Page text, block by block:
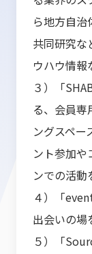
ら地方自治
共同研究な
ウハウ情報
３）「
る、会員専
ングスペー
ント参加や
ンでの活動
４）「
出会いの場
５）「